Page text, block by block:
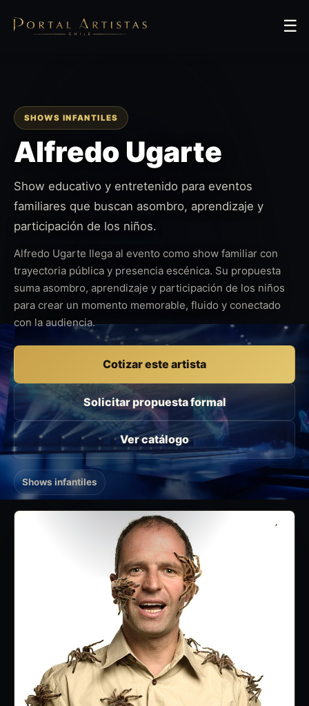
☰
SHOWS INFANTILES
Alfredo Ugarte
Show educativo y entretenido para eventos
familiares que buscan asombro, aprendizaje y
participación de los niños.
Alfredo Ugarte llega al evento como show familiar con
trayectoria pública y presencia escénica. Su propuesta
suma asombro, aprendizaje y participación de los niños
para crear un momento memorable, fluido y conectado
con la audiencia.
Cotizar este artista
Solicitar propuesta formal
Ver catálogo
Shows infantiles